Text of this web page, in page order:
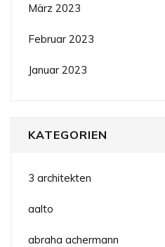
März 2023
Februar 2023
Januar 2023
KATEGORIEN
3 architekten
aalto
abraha achermann